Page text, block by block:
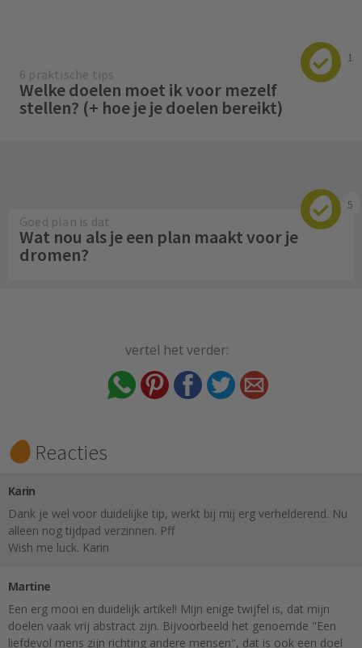
1
6 praktische tips
Welke doelen moet ik voor mezelf
stellen? (+ hoe je je doelen bereikt)
5
Goed plan is dat
Wat nou als je een plan maakt voor je
dromen?
vertel het verder:
Reacties
Karin
Dank je wel voor duidelijke tip, werkt bij mij erg verhelderend. Nu
alleen nog tijdpad verzinnen. Pff
Wish me luck. Karin
Martine
Een erg mooi en duidelijk artikel! Mijn enige twijfel is, dat mijn
doelen vaak vrij abstract zijn. Bijvoorbeeld het genoemde "Een
liefdevol mens zijn richting andere mensen", dat is ook een doel